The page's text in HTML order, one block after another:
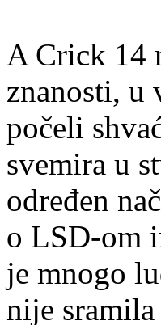
A Crick 14
znanosti, u
počeli
svemira u
određen
o LSD-om
je mnogo
nije